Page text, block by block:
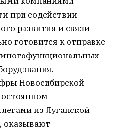
при содействии
развития и связи
готовится к отправке
Новосибирской
из Луганской
оказывают